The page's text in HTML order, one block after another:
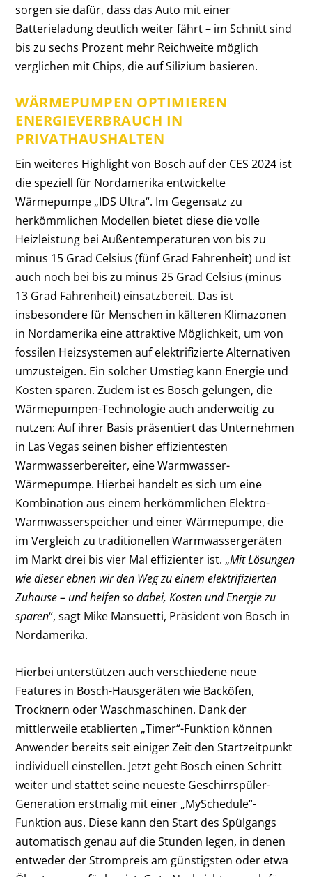
sorgen sie dafür, dass das Auto mit einer
Batterieladung deutlich weiter fährt – im Schnitt sind
bis zu sechs Prozent mehr Reichweite möglich
verglichen mit Chips, die auf Silizium basieren.
WÄRMEPUMPEN OPTIMIEREN
ENERGIEVERBRAUCH IN
PRIVATHAUSHALTEN
Ein weiteres Highlight von Bosch auf der CES 2024 ist
die speziell für Nordamerika entwickelte
Wärmepumpe „IDS Ultra“. Im Gegensatz zu
herkömmlichen Modellen bietet diese die volle
Heizleistung bei Außentemperaturen von bis zu
minus 15 Grad Celsius (fünf Grad Fahrenheit) und ist
auch noch bei bis zu minus 25 Grad Celsius (minus
13 Grad Fahrenheit) einsatzbereit. Das ist
insbesondere für Menschen in kälteren Klimazonen
in Nordamerika eine attraktive Möglichkeit, um von
fossilen Heizsystemen auf elektrifizierte Alternativen
umzusteigen. Ein solcher Umstieg kann Energie und
Kosten sparen. Zudem ist es Bosch gelungen, die
Wärmepumpen-Technologie auch anderweitig zu
nutzen: Auf ihrer Basis präsentiert das Unternehmen
in Las Vegas seinen bisher effizientesten
Warmwasserbereiter, eine Warmwasser-
Wärmepumpe. Hierbei handelt es sich um eine
Kombination aus einem herkömmlichen Elektro-
Warmwasserspeicher und einer Wärmepumpe, die
im Vergleich zu traditionellen Warmwassergeräten
im Markt drei bis vier Mal effizienter ist. „Mit Lösungen
wie dieser ebnen wir den Weg zu einem elektrifizierten
Zuhause – und helfen so dabei, Kosten und Energie zu
sparen“, sagt Mike Mansuetti, Präsident von Bosch in
Nordamerika.
Hierbei unterstützen auch verschiedene neue
Features in Bosch-Hausgeräten wie Backöfen,
Trocknern oder Waschmaschinen. Dank der
mittlerweile etablierten „Timer“-Funktion können
Anwender bereits seit einiger Zeit den Startzeitpunkt
individuell einstellen. Jetzt geht Bosch einen Schritt
weiter und stattet seine neueste Geschirrspüler-
Generation erstmalig mit einer „MySchedule“-
Funktion aus. Diese kann den Start des Spülgangs
automatisch genau auf die Stunden legen, in denen
entweder der Strompreis am günstigsten oder etwa